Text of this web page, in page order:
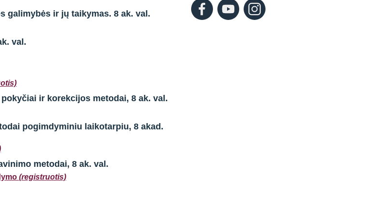
galimybės ir jų taikymas. 8 ak. val.
val.
ir korekcijos metodai, 8 ak. val.
pogimdyminiu laikotarpiu, 8 akad.
metodai, 8 ak. val.
(registruotis)